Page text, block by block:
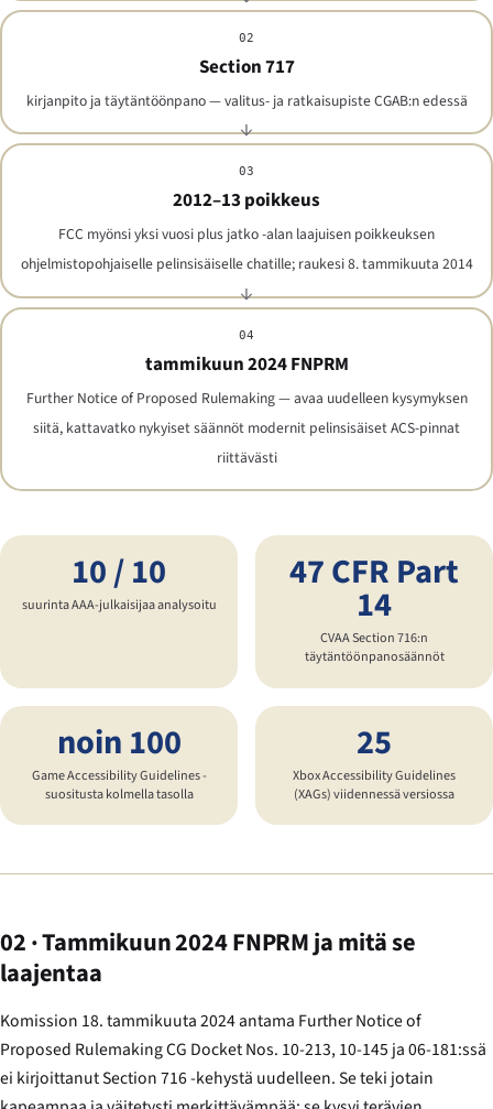
02
Section 717
kirjanpito ja täytäntöönpano — valitus- ja ratkaisupiste CGAB:n edessä
03
2012–13 poikkeus
FCC myönsi yksi vuosi plus jatko -alan laajuisen poikkeuksen
ohjelmistopohjaiselle pelinsisäiselle chatille; raukesi 8. tammikuuta 2014
04
tammikuun 2024 FNPRM
Further Notice of Proposed Rulemaking — avaa uudelleen kysymyksen
siitä, kattavatko nykyiset säännöt modernit pelinsisäiset ACS-pinnat
riittävästi
10 / 10
suurinta AAA-julkaisijaa analysoitu
47 CFR Part
14
CVAA Section 716:n
täytäntöönpanosäännöt
noin 100
Game Accessibility Guidelines -
suositusta kolmella tasolla
25
Xbox Accessibility Guidelines
(XAGs) viidennessä versiossa
02 · Tammikuun 2024 FNPRM ja mitä se
laajentaa
Komission 18. tammikuuta 2024 antama Further Notice of
Proposed Rulemaking CG Docket Nos. 10-213, 10-145 ja 06-181:ssä
ei kirjoittanut Section 716 -kehystä uudelleen. Se teki jotain